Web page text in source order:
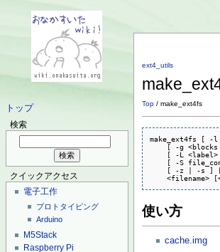
トップ
検索
クイックアクセス
電子工作
プロトタイピング
Arduino
M5Stack
Raspberry Pi
ext4_utils
Top / make_ext4fs
make_ext4fs [
[ -g
[ -L
[ -S
[ -z | -s ]
<filename>
使い方
cache.img